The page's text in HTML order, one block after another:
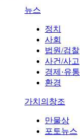
뉴스
정치
사회
법원/검찰
사건/사고
경제·유통
환경
가치의창조
만물상
포토뉴스